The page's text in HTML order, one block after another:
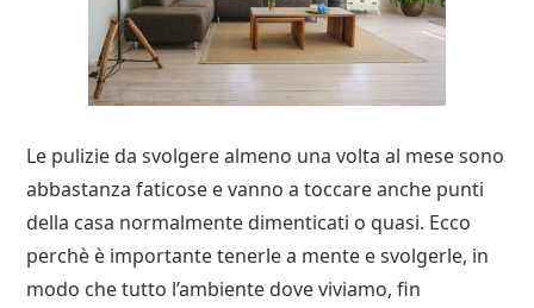
Le pulizie da svolgere almeno una volta al mese sono
abbastanza faticose e vanno a toccare anche punti
della casa normalmente dimenticati o quasi. Ecco
perchè è importante tenerle a mente e svolgerle, in
modo che tutto l’ambiente dove viviamo, fin